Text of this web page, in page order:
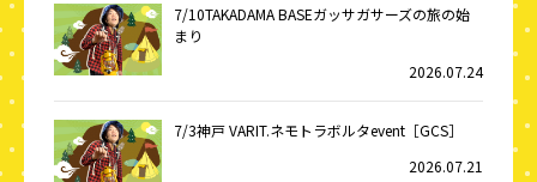
7/10TAKADAMA BASEガッサガサーズの旅の始
まり
2026.07.24
7/3神戸 VARIT.ネモトラボルタevent［GCS］
2026.07.21